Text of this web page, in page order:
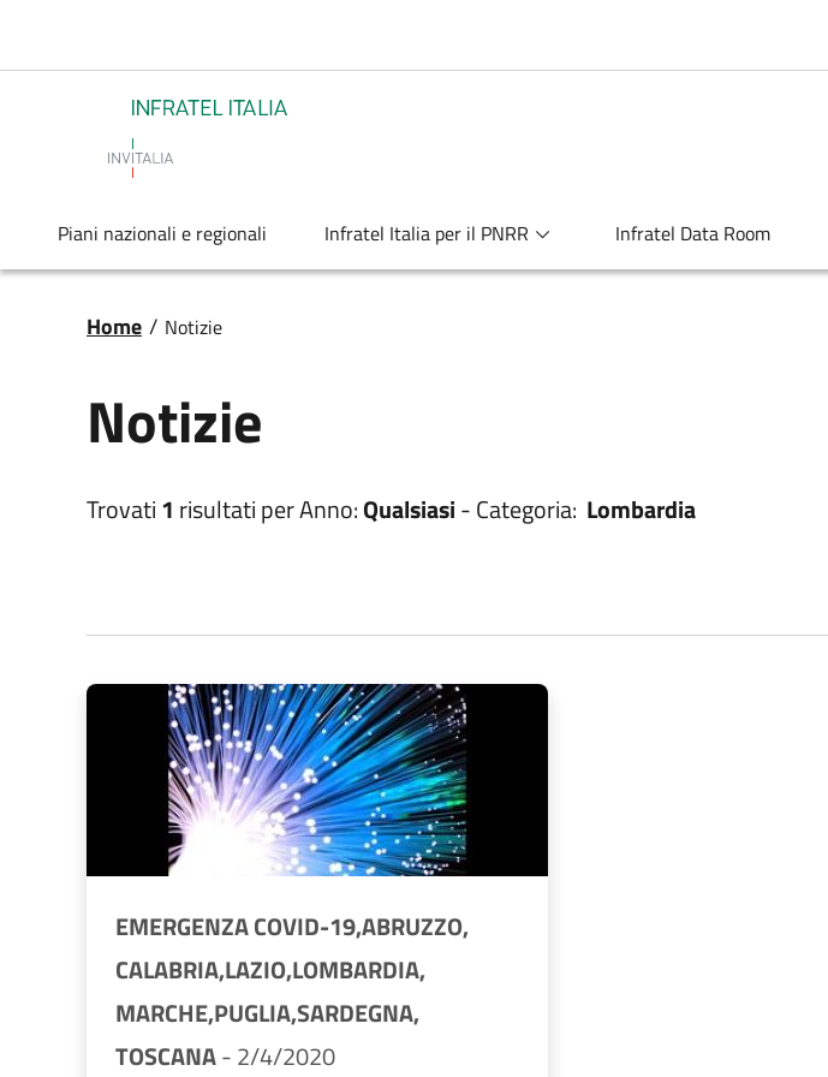
Infratel
Piani nazionali e regionali Infratel Italia per il PNRR Infratel Data Room
Briciole di pane
Home / Notizie
Notizie
Trovati1 risultati perAnno:Qualsiasi-Categoria: Lombardia
EMERGENZA COVID-19,ABRUZZO,
CALABRIA,LAZIO,LOMBARDIA,
MARCHE,PUGLIA,SARDEGNA,
TOSCANA-2/4/2020